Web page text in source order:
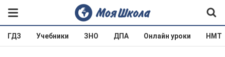
ГДЗ Учебники ЗНО ДПА Онлайн уроки НМТ